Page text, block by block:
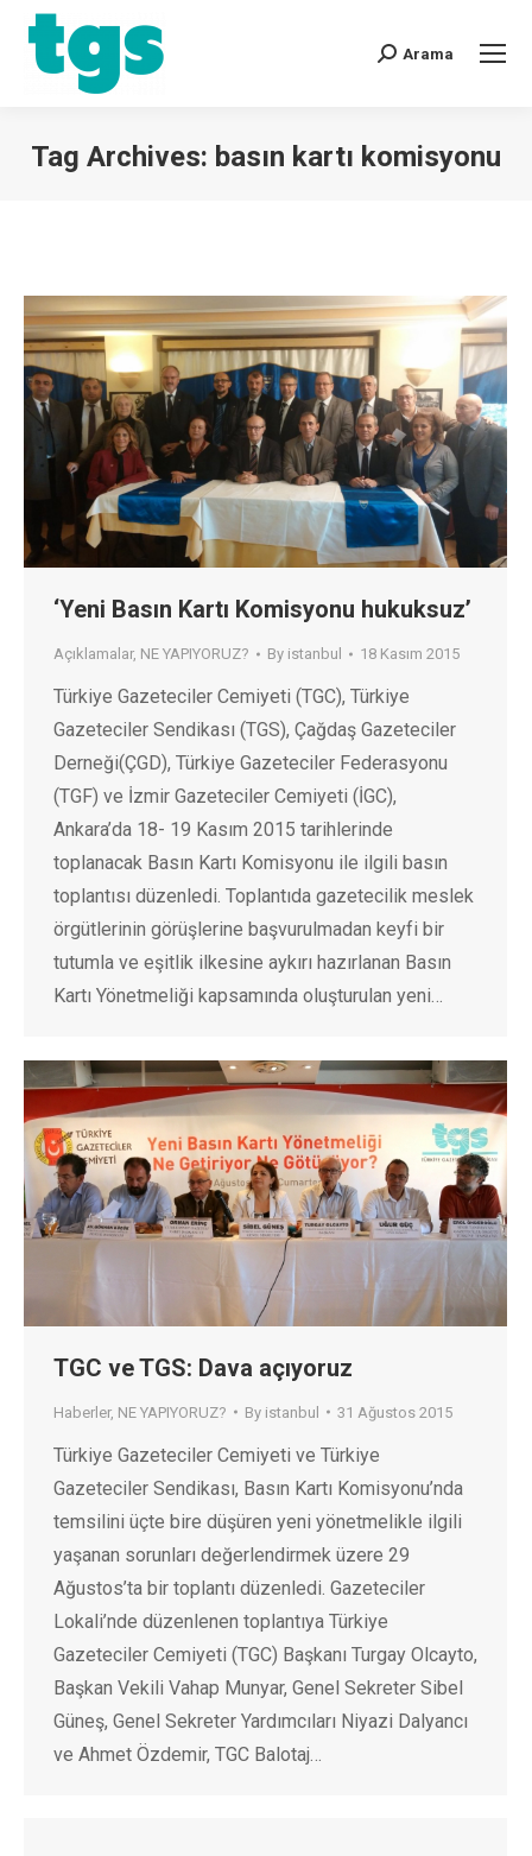
Arama
Tag Archives: basın kartı komisyonu
‘Yeni Basın Kartı Komisyonu hukuksuz’
Açıklamalar, NE YAPIYORUZ? By istanbul 18 Kasım 2015
Türkiye Gazeteciler Cemiyeti (TGC), Türkiye
Gazeteciler Sendikası (TGS), Çağdaş Gazeteciler
Derneği(ÇGD), Türkiye Gazeteciler Federasyonu
(TGF) ve İzmir Gazeteciler Cemiyeti (İGC),
Ankara’da 18- 19 Kasım 2015 tarihlerinde
toplanacak Basın Kartı Komisyonu ile ilgili basın
toplantısı düzenledi. Toplantıda gazetecilik meslek
örgütlerinin görüşlerine başvurulmadan keyfi bir
tutumla ve eşitlik ilkesine aykırı hazırlanan Basın
Kartı Yönetmeliği kapsamında oluşturulan yeni…
TGC ve TGS: Dava açıyoruz
Haberler, NE YAPIYORUZ? By istanbul 31 Ağustos 2015
Türkiye Gazeteciler Cemiyeti ve Türkiye
Gazeteciler Sendikası, Basın Kartı Komisyonu’nda
temsilini üçte bire düşüren yeni yönetmelikle ilgili
yaşanan sorunları değerlendirmek üzere 29
Ağustos’ta bir toplantı düzenledi. Gazeteciler
Lokali’nde düzenlenen toplantıya Türkiye
Gazeteciler Cemiyeti (TGC) Başkanı Turgay Olcayto,
Başkan Vekili Vahap Munyar, Genel Sekreter Sibel
Güneş, Genel Sekreter Yardımcıları Niyazi Dalyancı
ve Ahmet Özdemir, TGC Balotaj…